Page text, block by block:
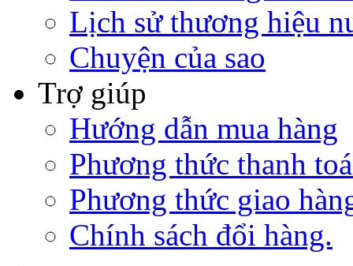
Lịch sử thương hiệu
Chuyện của sao
Trợ giúp
Hướng dẫn mua hàng
Phương thức thanh
Phương thức giao
Chính sách đổi hàng.